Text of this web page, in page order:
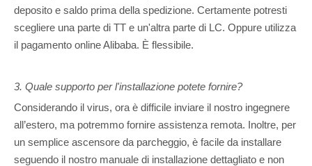
deposito e saldo prima della spedizione. Certamente potresti
scegliere una parte di TT e un'altra parte di LC. Oppure utilizza
il pagamento online Alibaba. È flessibile.
3. Quale supporto per l'installazione potete fornire?
Considerando il virus, ora è difficile inviare il nostro ingegnere
all’estero, ma potremmo fornire assistenza remota. Inoltre, per
un semplice ascensore da parcheggio, è facile da installare
seguendo il nostro manuale di installazione dettagliato e non